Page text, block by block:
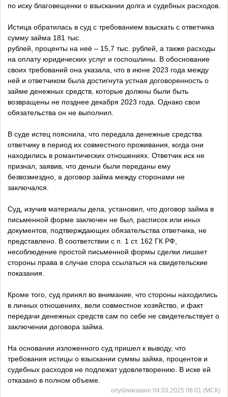
по иску благовещенки о взыскании долга и судебных расходов.
Истица обратилась в суд с требованием взыскать с ответчика
сумму займа 181 тыс.
рублей, проценты на неё – 15,7 тыс. рублей, а также расходы
на оплату юридических услуг и госпошлины. В обоснование
своих требований она указала, что в июне 2023 года между
ней и ответчиком была достигнута устная договоренность о
займе денежных средств, которые должны были быть
возвращены не позднее декабря 2023 года. Однако свои
обязательства он не выполнил.
В суде истец пояснила, что передала денежные средства
ответчику в период их совместного проживания, когда они
находились в романтических отношениях. Ответчик иск не
признал, заявив, что деньги были переданы ему
безвозмездно, а договор займа между сторонами не
заключался.
Суд, изучив материалы дела, установил, что договор займа в
письменной форме заключен не был, расписок или иных
документов, подтверждающих обязательства ответчика, не
представлено. В соответствии с п. 1 ст. 162 ГК РФ,
несоблюдение простой письменной формы сделки лишает
стороны права в случае спора ссылаться на свидетельские
показания.
Кроме того, суд принял во внимание, что стороны находились
в личных отношениях, вели совместное хозяйство, и факт
передачи денежных средств сам по себе не свидетельствует о
заключении договора займа.
На основании изложенного суд пришел к выводу, что
требования истицы о взыскании суммы займа, процентов и
судебных расходов не подлежат удовлетворению. В иске ей
отказано в полном объеме.
опубликовано 04.03.2025 06:01 (МСК)